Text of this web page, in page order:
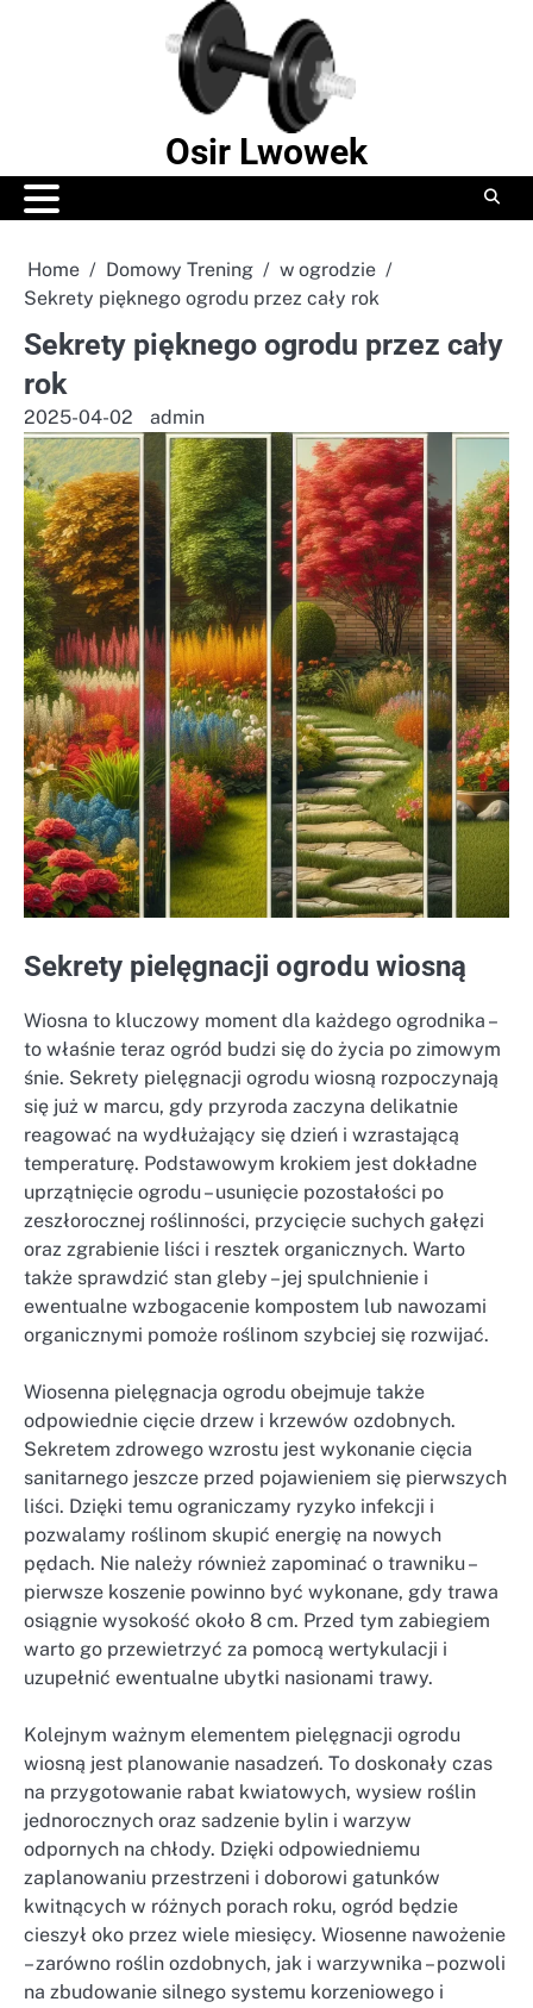
Osir Lwowek
Home Domowy Trening
w ogrodzie
Sekrety pięknego ogrodu przez cały rok
Sekrety pięknego ogrodu przez cały
rok
2025-04-02 admin
Sekrety pielęgnacji ogrodu wiosną
Wiosna to kluczowy moment dla każdego ogrodnika –
to właśnie teraz ogród budzi się do życia po zimowym
śnie. Sekrety pielęgnacji ogrodu wiosną rozpoczynają
się już w marcu, gdy przyroda zaczyna delikatnie
reagować na wydłużający się dzień i wzrastającą
temperaturę. Podstawowym krokiem jest dokładne
uprzątnięcie ogrodu – usunięcie pozostałości po
zeszłorocznej roślinności, przycięcie suchych gałęzi
oraz zgrabienie liści i resztek organicznych. Warto
także sprawdzić stan gleby – jej spulchnienie i
ewentualne wzbogacenie kompostem lub nawozami
organicznymi pomoże roślinom szybciej się rozwijać.
Wiosenna pielęgnacja ogrodu obejmuje także
odpowiednie cięcie drzew i krzewów ozdobnych.
Sekretem zdrowego wzrostu jest wykonanie cięcia
sanitarnego jeszcze przed pojawieniem się pierwszych
liści. Dzięki temu ograniczamy ryzyko infekcji i
pozwalamy roślinom skupić energię na nowych
pędach. Nie należy również zapominać o trawniku –
pierwsze koszenie powinno być wykonane, gdy trawa
osiągnie wysokość około 8 cm. Przed tym zabiegiem
warto go przewietrzyć za pomocą wertykulacji i
uzupełnić ewentualne ubytki nasionami trawy.
Kolejnym ważnym elementem pielęgnacji ogrodu
wiosną jest planowanie nasadzeń. To doskonały czas
na przygotowanie rabat kwiatowych, wysiew roślin
jednorocznych oraz sadzenie bylin i warzyw
odpornych na chłody. Dzięki odpowiedniemu
zaplanowaniu przestrzeni i doborowi gatunków
kwitnących w różnych porach roku, ogród będzie
cieszył oko przez wiele miesięcy. Wiosenne nawożenie
– zarówno roślin ozdobnych, jak i warzywnika – pozwoli
na zbudowanie silnego systemu korzeniowego i